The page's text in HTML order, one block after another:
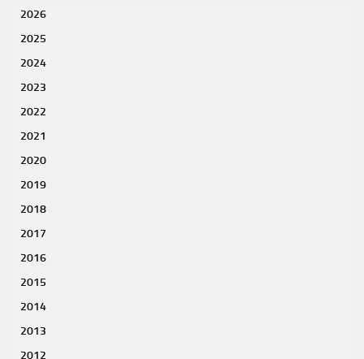
2026
2025
2024
2023
2022
2021
2020
2019
2018
2017
2016
2015
2014
2013
2012